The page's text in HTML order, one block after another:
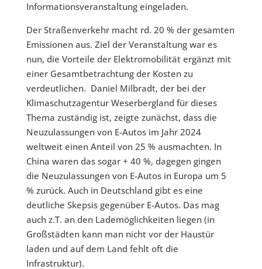
Informationsveranstaltung eingeladen.
Der Straßenverkehr macht rd. 20 % der gesamten
Emissionen aus. Ziel der Veranstaltung war es
nun, die Vorteile der Elektromobilität ergänzt mit
einer Gesamtbetrachtung der Kosten zu
verdeutlichen. Daniel Milbradt, der bei der
Klimaschutzagentur Weserbergland für dieses
Thema zuständig ist, zeigte zunächst, dass die
Neuzulassungen von E-Autos im Jahr 2024
weltweit einen Anteil von 25 % ausmachten. In
China waren das sogar + 40 %, dagegen gingen
die Neuzulassungen von E-Autos in Europa um 5
% zurück. Auch in Deutschland gibt es eine
deutliche Skepsis gegenüber E-Autos. Das mag
auch z.T. an den Lademöglichkeiten liegen (in
Großstädten kann man nicht vor der Haustür
laden und auf dem Land fehlt oft die
Infrastruktur).